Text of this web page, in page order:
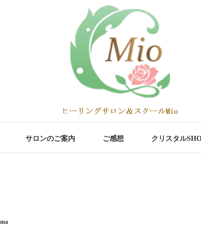
サロンのご案内 ご感想 クリスタル